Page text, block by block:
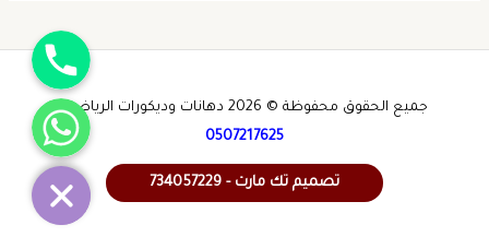
جميع الحقوق محفوظة © 2026 دهانات وديكورات الرياض -
0507217625
تصميم تك مارت - 734057229
جوال
واتساب